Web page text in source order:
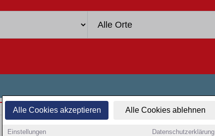
Alle Cookies akzeptieren Alle Cookies ablehnen
Einstellungen Datenschutzerklärung